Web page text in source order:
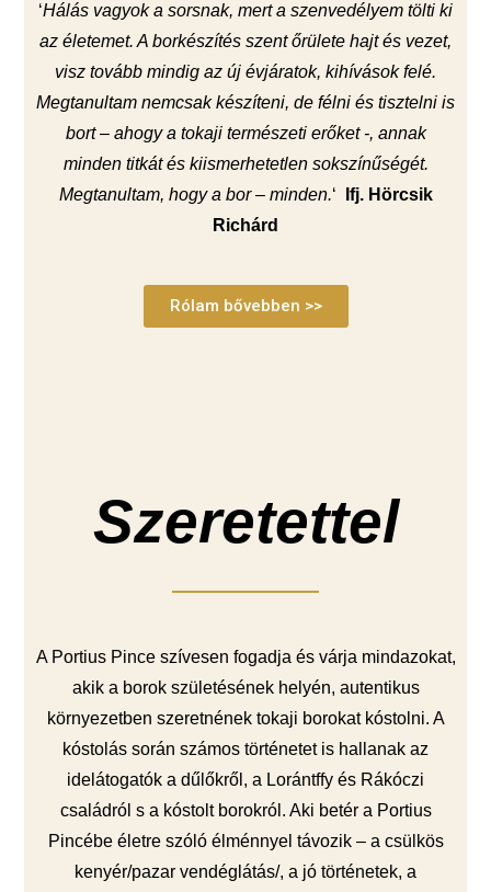
‘Hálás vagyok a sorsnak, mert a szenvedélyem tölti ki
az életemet. A borkészítés szent őrülete hajt és vezet,
visz tovább mindig az új évjáratok, kihívások felé.
Megtanultam nemcsak készíteni, de félni és tisztelni is
bort – ahogy a tokaji természeti erőket -, annak
minden titkát és kiismerhetetlen sokszínűségét.
Megtanultam, hogy a bor – minden.‘
Ifj. Hörcsik
Richárd
Rólam bővebben >>
Szeretettel
A Portius Pince szívesen fogadja és várja mindazokat,
akik a borok születésének helyén, autentikus
környezetben szeretnének tokaji borokat kóstolni. A
kóstolás során számos történetet is hallanak az
idelátogatók a dűlőkről, a Lorántffy és Rákóczi
családról s a kóstolt borokról. Aki betér a Portius
Pincébe életre szóló élménnyel távozik – a csülkös
kenyér/pazar vendéglátás/, a jó történetek, a